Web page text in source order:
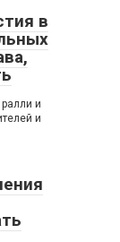
в
и
и